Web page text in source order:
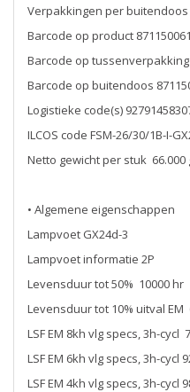
Verpakkingen per buitendoos
Barcode op product
Barcode op tussenverpakking
Barcode op buitendoos
Logistieke code(s)
ILCOS code FSM-26/30/1B-I-
Netto gewicht per stuk 66.000
• Algemene eigenschappen
Lampvoet GX24d-3
Lampvoet informatie 2P
Levensduur tot 50% 10000 hr
Levensduur tot 10% uitval EM
LSF EM 8kh vlg specs, 3h-cycl
LSF EM 6kh vlg specs, 3h-cycl
LSF EM 4kh vlg specs, 3h-cycl